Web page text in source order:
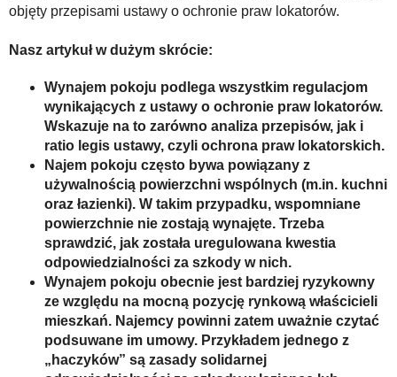
objęty przepisami ustawy o ochronie praw lokatorów.
Nasz artykuł w dużym skrócie:
Wynajem pokoju podlega wszystkim regulacjom
wynikających z ustawy o ochronie praw lokatorów.
Wskazuje na to zarówno analiza przepisów, jak i
ratio legis ustawy, czyli ochrona praw lokatorskich.
Najem pokoju często bywa powiązany z
używalnością powierzchni wspólnych (m.in. kuchni
oraz łazienki). W takim przypadku, wspomniane
powierzchnie nie zostają wynajęte. Trzeba
sprawdzić, jak została uregulowana kwestia
odpowiedzialności za szkody w nich.
Wynajem pokoju obecnie jest bardziej ryzykowny
ze względu na mocną pozycję rynkową właścicieli
mieszkań. Najemcy powinni zatem uważnie czytać
podsuwane im umowy. Przykładem jednego z
„haczyków” są zasady solidarnej